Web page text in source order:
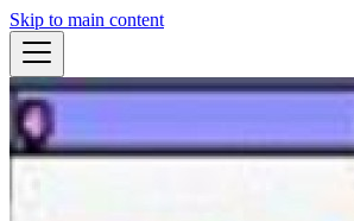
Skip to main content